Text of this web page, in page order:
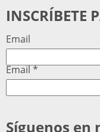
INSCRÍBETE
Email
Email*
Síguenos en